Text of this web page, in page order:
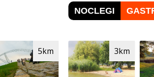
5km
NOCLEGI
3km